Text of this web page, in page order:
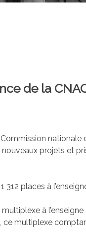
de la
nationale
projets et
places à
à l’enseigne
ce multiplexe